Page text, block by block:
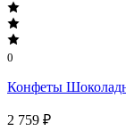
0
Конфеты
2 759 ₽